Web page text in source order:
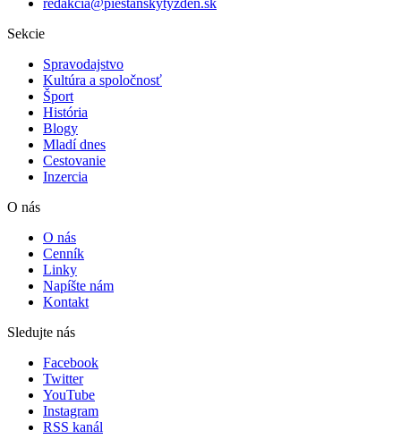
Sekcie
Spravodajstvo
Kultúra a spoločnosť
Šport
História
Blogy
Mladí dnes
Cestovanie
Inzercia
O nás
O nás
Cenník
Linky
Napíšte nám
Kontakt
Sledujte nás
Facebook
Twitter
YouTube
Instagram
RSS kanál